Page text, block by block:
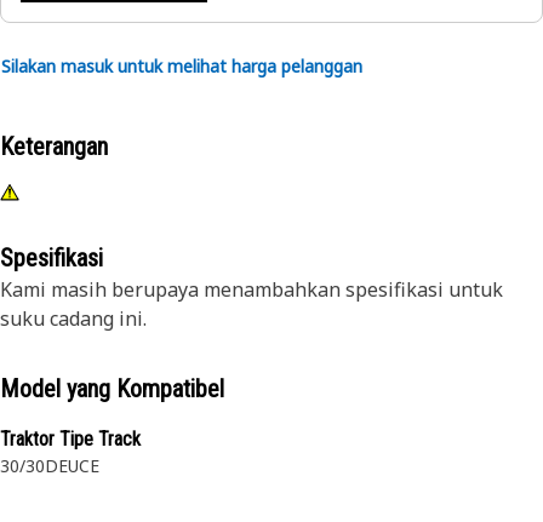
Silakan masuk untuk melihat harga pelanggan
Keterangan
Spesifikasi
Kami masih berupaya menambahkan spesifikasi untuk
suku cadang ini.
Model yang Kompatibel
Traktor Tipe Track
30/30DEUCE